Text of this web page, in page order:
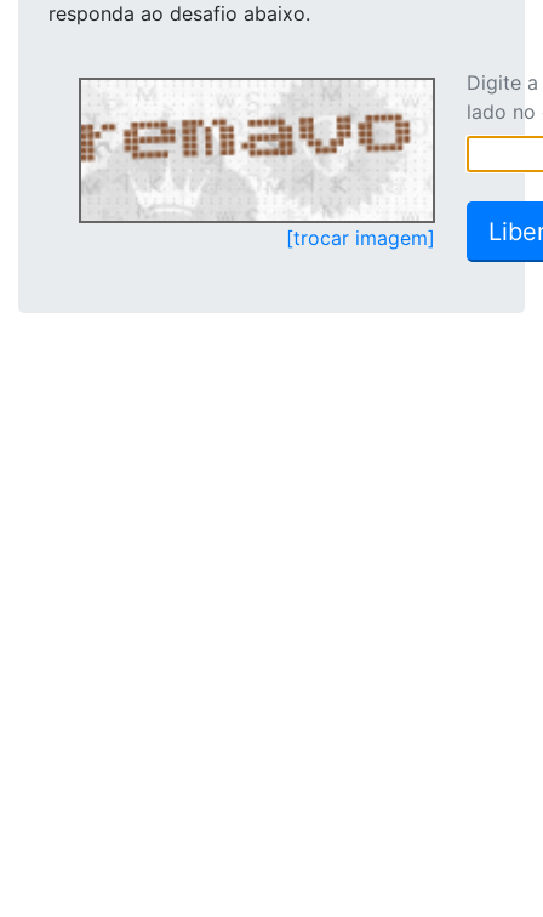
responda ao desafio abaixo.
[trocar imagem]
Digite
lado no